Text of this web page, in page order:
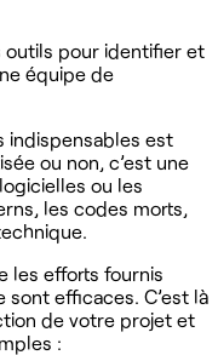
outils pour identifier et
équipe de
indispensables est
ou non, c’est une
ou les
les codes morts,
les efforts fournis
efficaces. C’est là
de votre projet et
: